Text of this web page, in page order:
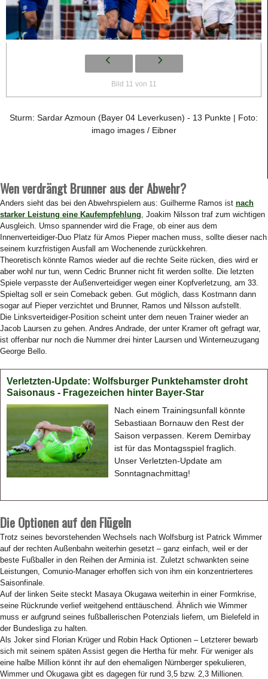
Bild 11 von 11
Sturm: Sardar Azmoun (Bayer 04 Leverkusen) - 13 Punkte | Foto:
imago images / Eibner
Wen verdrängt Brunner aus der Abwehr?
Anders sieht das bei den Abwehrspielern aus: Guilherme Ramos ist nach
starker Leistung eine Kaufempfehlung, Joakim Nilsson traf zum wichtigen
Ausgleich. Umso spannender wird die Frage, ob einer aus dem
Innenverteidiger-Duo Platz für Amos Pieper machen muss, sollte dieser nach
seinem kurzfristigen Ausfall am Wochenende zurückkehren.
Theoretisch könnte Ramos wieder auf die rechte Seite rücken, dies wird er
aber wohl nur tun, wenn Cedric Brunner nicht fit werden sollte. Die letzten
Spiele verpasste der Außenverteidiger wegen einer Kopfverletzung, am 33.
Spieltag soll er sein Comeback geben. Gut möglich, dass Kostmann dann
sogar auf Pieper verzichtet und Brunner, Ramos und Nilsson aufstellt.
Die Linksverteidiger-Position scheint unter dem neuen Trainer wieder an
Jacob Laursen zu gehen. Andres Andrade, der unter Kramer oft gefragt war,
ist offenbar nur noch die Nummer drei hinter Laursen und Winterneuzugang
George Bello.
Verletzten-Update: Wolfsburger Punktehamster droht
Saisonaus - Fragezeichen hinter Bayer-Star
Nach einem Trainingsunfall könnte
Sebastiaan Bornauw den Rest der
Saison verpassen. Kerem Demirbay
ist für das Montagsspiel fraglich.
Unser Verletzten-Update am
Sonntagnachmittag!
Die Optionen auf den Flügeln
Trotz seines bevorstehenden Wechsels nach Wolfsburg ist Patrick Wimmer
auf der rechten Außenbahn weiterhin gesetzt – ganz einfach, weil er der
beste Fußballer in den Reihen der Arminia ist. Zuletzt schwankten seine
Leistungen, Comunio-Manager erhoffen sich von ihm ein konzentrierteres
Saisonfinale.
Auf der linken Seite steckt Masaya Okugawa weiterhin in einer Formkrise,
seine Rückrunde verlief weitgehend enttäuschend. Ähnlich wie Wimmer
muss er aufgrund seines fußballerischen Potenzials liefern, um Bielefeld in
der Bundesliga zu halten.
Als Joker sind Florian Krüger und Robin Hack Optionen – Letzterer bewarb
sich mit seinem späten Assist gegen die Hertha für mehr. Für weniger als
eine halbe Million könnt ihr auf den ehemaligen Nürnberger spekulieren,
Wimmer und Okugawa gibt es dagegen für rund 3,5 bzw. 2,3 Millionen.